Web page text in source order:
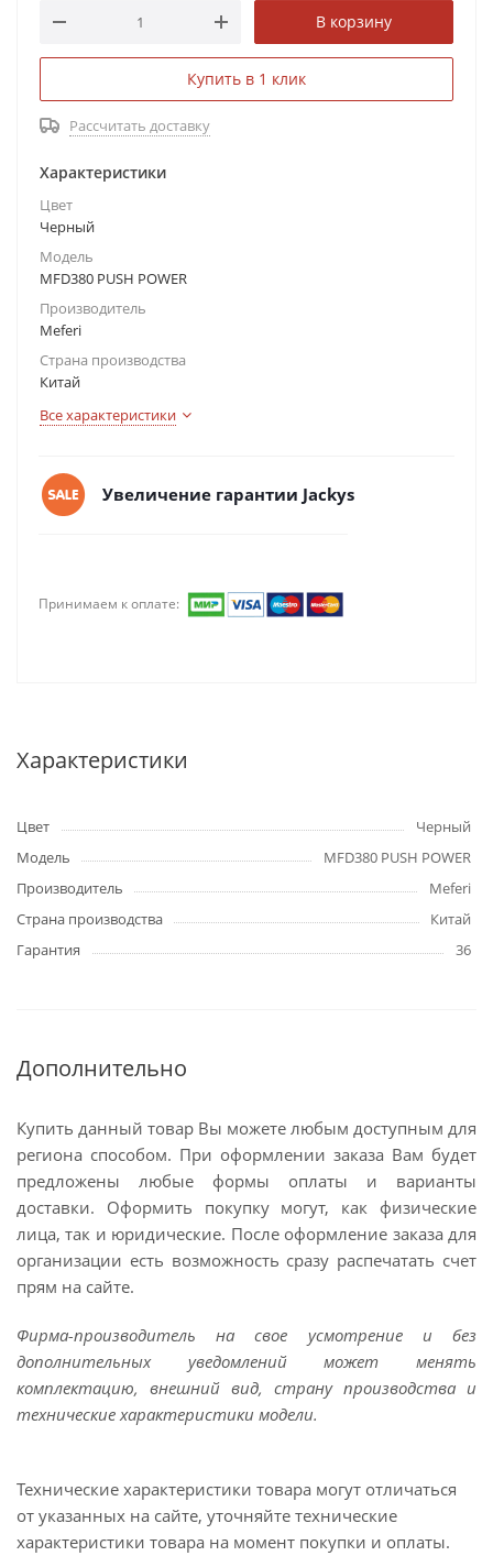
В корзину
Купить в 1 клик
Рассчитать доставку
Характеристики
Цвет
Черный
Модель
MFD380 PUSH POWER
Производитель
Meferi
Страна производства
Китай
Все характеристики
Увеличение гарантии Jackys
Принимаем к оплате:
Характеристики
Цвет
Черный
Модель
MFD380 PUSH POWER
Производитель
Meferi
Страна производства
Китай
Гарантия
36
Дополнительно
Купить данный товар Вы можете любым доступным для
региона способом. При оформлении заказа Вам будет
предложены любые формы оплаты и варианты
доставки. Оформить покупку могут, как физические
лица, так и юридические. После оформление заказа для
организации есть возможность сразу распечатать счет
прям на сайте.
Фирма-производитель на свое усмотрение и без
дополнительных уведомлений может менять
комплектацию, внешний вид, страну производства и
технические характеристики модели.
Технические характеристики товара могут отличаться
от указанных на сайте, уточняйте технические
характеристики товара на момент покупки и оплаты.